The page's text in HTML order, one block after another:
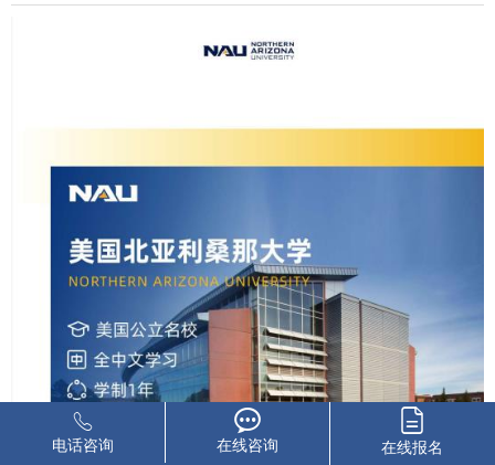
电话咨询 在线咨询 在线报名